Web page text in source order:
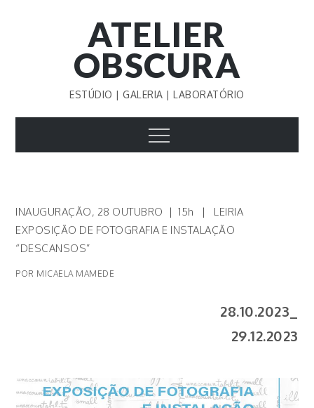
ATELIER
OBSCURA
ESTÚDIO | GALERIA | LABORATÓRIO
Menu
INAUGURAÇÃO, 28 OUTUBRO | 15h | LEIRIA
EXPOSIÇÃO DE FOTOGRAFIA E INSTALAÇÃO
“DESCANSOS”
POR MICAELA MAMEDE
28.10.2023_
29.12.2023